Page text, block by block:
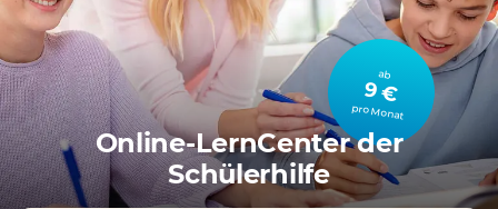
ab
9 €
pro Monat
Online-LernCenter der
Schülerhilfe